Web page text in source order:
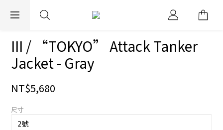
EXPRESS WORLDWIDE SHIPPING
III / “TOKYO” Attack Tanker
Jacket - Gray
NT$5,680
尺寸